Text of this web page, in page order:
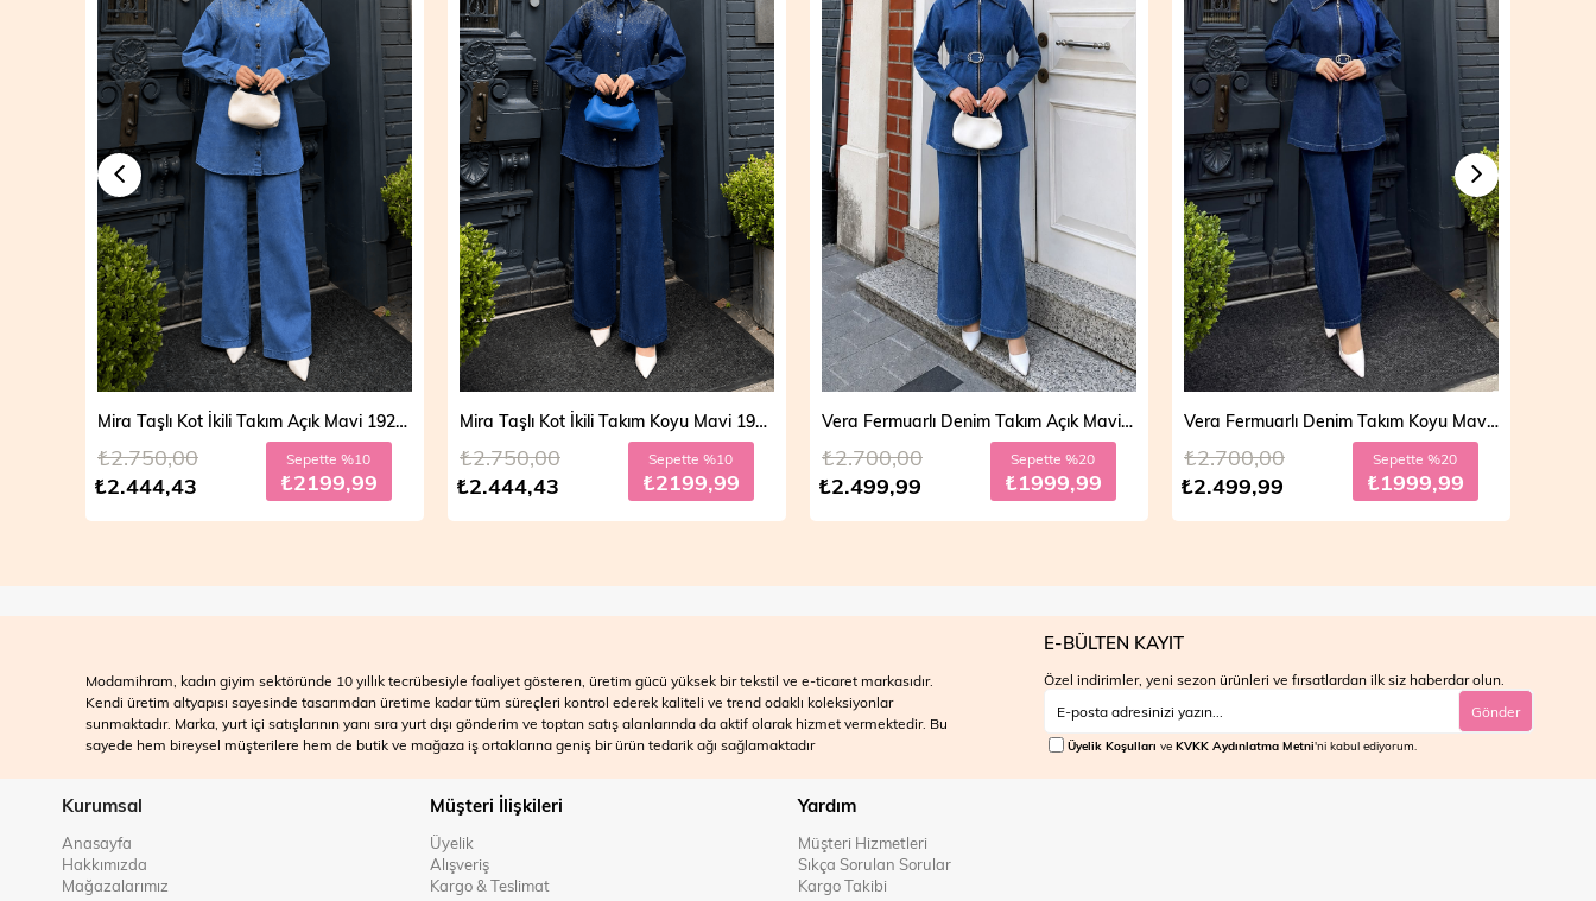
Mira Taşlı Kot İkili Takım Koyu Mavi 19286
₺2.444,43
₺2.750,00 Sepette %10
₺2199,99
Vera Fermuarlı Denim Takım Açık Mavi 19298
₺2.499,99
₺2.700,00 Sepette %20
₺1999,99
Vera Fermuarlı Denim Takım Koyu Mavi 19298
₺2.499,99
₺2.700,00 Sepette %20
₺1999,99
Mila Çift Düğmeli Kot Trençkot Açık Mavi 19290
₺3.999,99
₺4.700,00 Sepette %30
₺2799,99
Modamihram, kadın giyim sektöründe 10 yıllık tecrübesiyle faaliyet gösteren, üretim gücü yüksek bir tekstil ve e-ticaret markasıdır.
Kendi üretim altyapısı sayesinde tasarımdan üretime kadar tüm süreçleri kontrol ederek kaliteli ve trend odaklı koleksiyonlar
sunmaktadır. Marka, yurt içi satışlarının yanı sıra yurt dışı gönderim ve toptan satış alanlarında da aktif olarak hizmet vermektedir. Bu
sayede hem bireysel müşterilere hem de butik ve mağaza iş ortaklarına geniş bir ürün tedarik ağı sağlamaktadır
E-BÜLTEN KAYIT
Özel indirimler, yeni sezon ürünleri ve fırsatlardan ilk siz haberdar olun.
Gönder
Üyelik Koşulları ve KVKK Aydınlatma Metni'ni kabul ediyorum.
Kurumsal
Anasayfa
Hakkımızda
Mağazalarımız
Müşteri İlişkileri
Üyelik
Alışveriş
Kargo & Teslimat
Yardım
Müşteri Hizmetleri
Sıkça Sorulan Sorular
Kargo Takibi